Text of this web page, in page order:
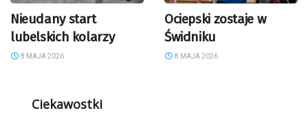
Nieudany start
lubelskich kolarzy
8 MAJA 2026
Ociepski zostaje w
Świdniku
8 MAJA 2026
Ciekawostki